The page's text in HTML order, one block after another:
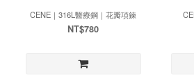
CENE｜316L醫療鋼｜花瓣項鍊
NT$780